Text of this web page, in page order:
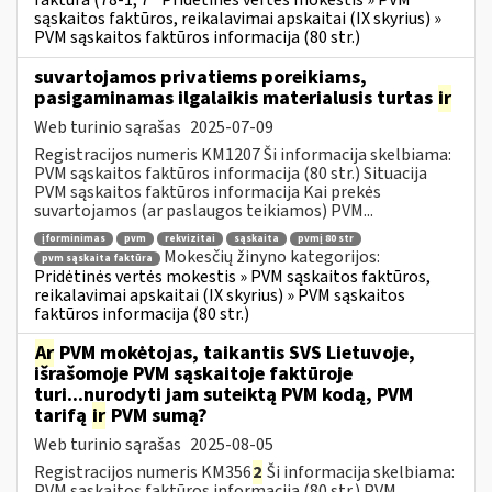
sąskaitos faktūros, reikalavimai apskaitai (IX skyrius) »
PVM sąskaitos faktūros informacija (80 str.)
suvartojamos privatiems poreikiams,
pasigaminamas ilgalaikis materialusis turtas ir
Web turinio sąrašas 2025-07-09
Registracijos numeris KM1207 Ši informacija skelbiama:
PVM sąskaitos faktūros informacija (80 str.) Situacija
PVM sąskaitos faktūros informacija Kai prekės
suvartojamos (ar paslaugos teikiamos) PVM...
įforminimas pvm rekvizitai sąskaita
pvmį 80 str
pvm sąskaita faktūra
Mokesčių žinyno kategorijos:
Pridėtinės vertės mokestis » PVM sąskaitos faktūros,
reikalavimai apskaitai (IX skyrius) » PVM sąskaitos
faktūros informacija (80 str.)
Ar PVM mokėtojas, taikantis SVS Lietuvoje,
išrašomoje PVM sąskaitoje faktūroje
turi...nurodyti jam suteiktą PVM kodą, PVM
tarifą ir PVM sumą?
Web turinio sąrašas 2025-08-05
Registracijos numeris KM3562 Ši informacija skelbiama: